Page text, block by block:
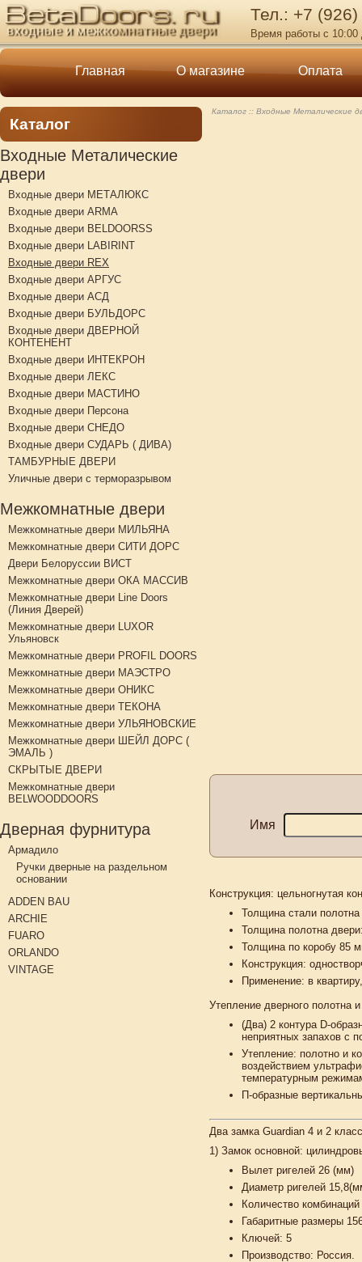
Тел.: +7
Время работы с 10:00
Главная О магазине Оплата
Каталог
Входные Металические
двери
Входные двери МЕТАЛЮКС
Входные двери ARMA
Входные двери BELDOORSS
Входные двери LABIRINT
Входные двери REX
Входные двери АРГУС
Входные двери АСД
Входные двери БУЛЬДОРС
Входные двери ДВЕРНОЙ
КОНТЕНЕНТ
Входные двери ИНТЕКРОН
Входные двери ЛЕКС
Входные двери МАСТИНО
Входные двери Персона
Входные двери СНЕДО
Входные двери СУДАРЬ ( ДИВА)
ТАМБУРНЫЕ ДВЕРИ
Уличные двери с терморазрывом
Межкомнатные двери
Межкомнатные двери МИЛЬЯНА
Межкомнатные двери СИТИ ДОРС
Двери Белоруссии ВИСТ
Межкомнатные двери ОКА МАССИВ
Межкомнатные двери Line Doors
(Линия Дверей)
Межкомнатные двери LUXOR
Ульяновск
Межкомнатные двери PROFIL DOORS
Межкомнатные двери МАЭСТРО
Межкомнатные двери ОНИКС
Межкомнатные двери ТЕКОНА
Межкомнатные двери УЛЬЯНОВСКИЕ
Межкомнатные двери ШЕЙЛ ДОРС (
ЭМАЛЬ )
СКРЫТЫЕ ДВЕРИ
Межкомнатные двери
BELWOODDOORS
Дверная фурнитура
Армадило
Ручки дверные на раздельном
основании
ADDEN BAU
ARCHIE
FUARO
ORLANDO
VINTAGE
Каталог Входные Металические
Имя
Конструкция: цельногнутая
Толщина стали
Толщина полотна
Толщина по коробу 85
Конструкция:
Применение: в
Утепление дверного полотна
(Два) 2 контура D-
неприятных запахов с
Утепление: полотно и
воздействием
температурным
П-образные
Два замка Guardian 4 и 2
1) Замок основной:
Вылет ригелей 26 (мм)
Диаметр ригелей
Количество
Габаритные размеры
Ключей: 5
Производство: Россия.